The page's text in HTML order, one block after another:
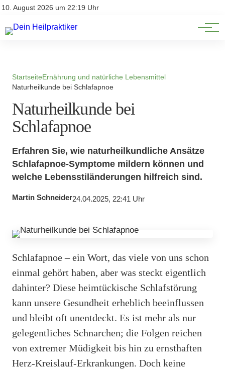
10. August 2026 um 22:19 Uhr
Impressum
Natürliche Medizin
Heilpflanzen & Kräuterkunde
StartseiteErnährung und natürliche Lebensmittel
Naturheilkunde bei Schlafapnoe
Naturheilkunde bei
Schlafapnoe
Erfahren Sie, wie naturheilkundliche Ansätze
Schlafapnoe-Symptome mildern können und
welche Lebensstiländerungen hilfreich sind.
Martin Schneider24.04.2025, 22:41 Uhr
Schlafapnoe – ein Wort, das viele von uns schon
einmal gehört haben, aber was steckt eigentlich
dahinter? Diese heimtückische Schlafstörung
kann unsere Gesundheit erheblich beeinflussen
und bleibt oft unentdeckt. Es ist mehr als nur
gelegentliches Schnarchen; die Folgen reichen
von extremer Müdigkeit bis hin zu ernsthaften
Herz-Kreislauf-Erkrankungen. Doch keine